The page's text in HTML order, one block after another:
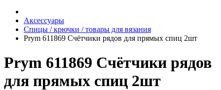
Аксессуары
Спицы / крючки / товары для вязания
Prym 611869 Счётчики рядов для прямых спиц 2шт
Prym 611869 Счётчики рядов
для прямых спиц 2шт